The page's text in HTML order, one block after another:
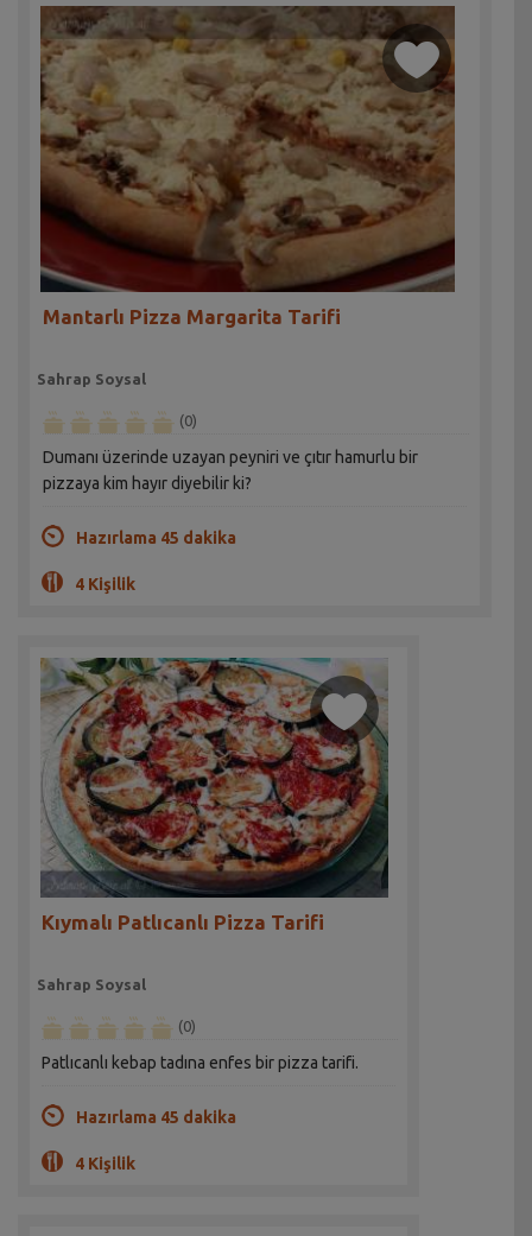
Mantarlı Pizza Margarita Tarifi
Sahrap Soysal
(0)
Dumanı üzerinde uzayan peyniri ve çıtır hamurlu bir
pizzaya kim hayır diyebilir ki?
Hazırlama 45 dakika
4 Kişilik
Kıymalı Patlıcanlı Pizza Tarifi
Sahrap Soysal
(0)
Patlıcanlı kebap tadına enfes bir pizza tarifi.
Hazırlama 45 dakika
4 Kişilik